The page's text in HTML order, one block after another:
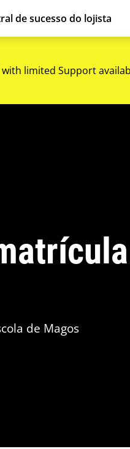
de sucesso do lojista
limited Support
de Magos